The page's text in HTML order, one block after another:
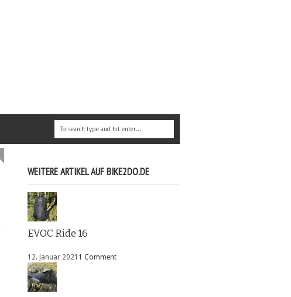
WEITERE ARTIKEL AUF BIKE2DO.DE
EVOC Ride 16
12. Januar 2021 1 Comment